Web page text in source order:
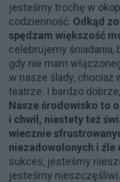
jesteśmy trochę w
codzienność. Odkąd
spędzam większość
celebrujemy
gdy nie mam
w nasze ślady, chociaż
teatrze. I bardzo
Nasze środowisko to
i chwil, niestety też
wiecznie
niezadowolonych i źle
sukces, jesteśmy
jesteśmy